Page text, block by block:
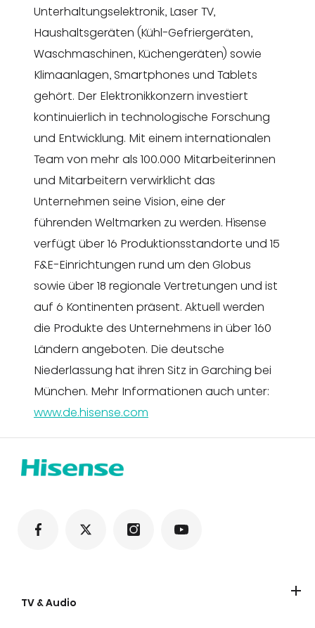
Unterhaltungselektronik, Laser TV,
Haushaltsgeräten (Kühl-Gefriergeräten,
Waschmaschinen, Küchengeräten) sowie
Klimaanlagen, Smartphones und Tablets
gehört. Der Elektronikkonzern investiert
kontinuierlich in technologische Forschung
und Entwicklung. Mit einem internationalen
Team von mehr als 100.000 Mitarbeiterinnen
und Mitarbeitern verwirklicht das
Unternehmen seine Vision, eine der
führenden Weltmarken zu werden. Hisense
verfügt über 16 Produktionsstandorte und 15
F&E-Einrichtungen rund um den Globus
sowie über 18 regionale Vertretungen und ist
auf 6 Kontinenten präsent. Aktuell werden
die Produkte des Unternehmens in über 160
Ländern angeboten. Die deutsche
Niederlassung hat ihren Sitz in Garching bei
München. Mehr Informationen auch unter:
www.de.hisense.com
TV & Audio